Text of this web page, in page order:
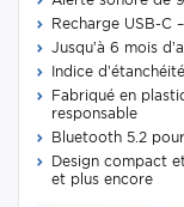
Recharge USB-C
Jusqu’à 6 mois
Indice
Fabriqué en
responsable
Bluetooth 5.2
Design compact
et plus encore